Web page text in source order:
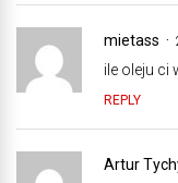
mietass
ile oleju ci
REPLY
Artur